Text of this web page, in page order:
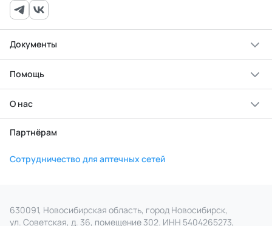
Документы
Помощь
О нас
Партнёрам
Сотрудничество для аптечных сетей
630091, Новосибирская область, город Новосибирск,
ул. Советская, д. 36, помещение 302. ИНН 5404265273,